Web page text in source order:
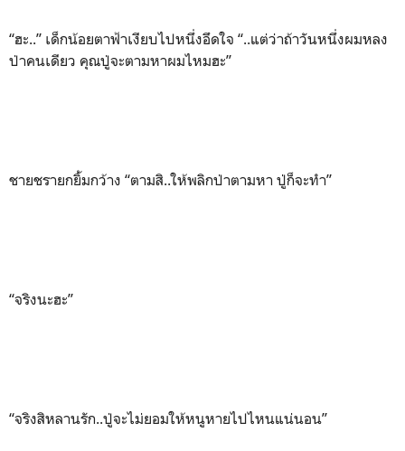
“ฮะ..” เด็กน้อยตาฟ้าเงียบไปหนึ่งอึดใจ “..แต่ว่าถ้าวันหนึ่งผมหลง
ป่าคนเดียว คุณปู่จะตามหาผมไหมฮะ”
ชายชรายกยิ้มกว้าง “ตามสิ..ให้พลิกป่าตามหา ปู่ก็จะทำ”
“จริงนะฮะ”
“จริงสิหลานรัก..ปู่จะไม่ยอมให้หนูหายไปไหนแน่นอน”